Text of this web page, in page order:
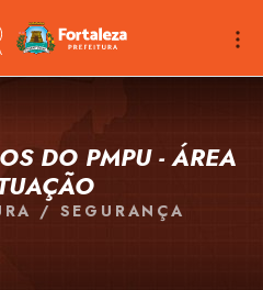
DO PMPU - ÁREA
/ SEGURANÇA